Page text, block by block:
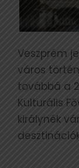
Veszprém
város
továbbá a
Kulturális
királynék